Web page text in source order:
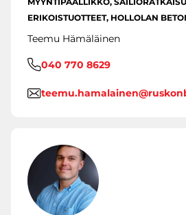
ERIKOISTUOTTEET, HOLLOLAN
Teemu Hämäläinen
040 770 8629